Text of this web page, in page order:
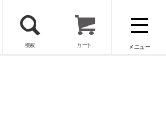
検索 カート メニュー